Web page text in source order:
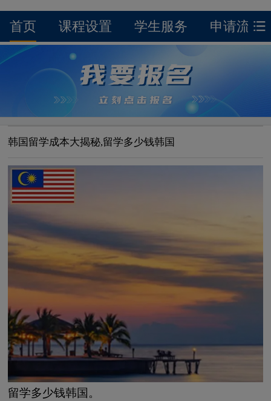
首页 课程设置 学生服务 申请流程
韩国留学成本大揭秘,留学多少钱韩国
留学多少钱韩国。